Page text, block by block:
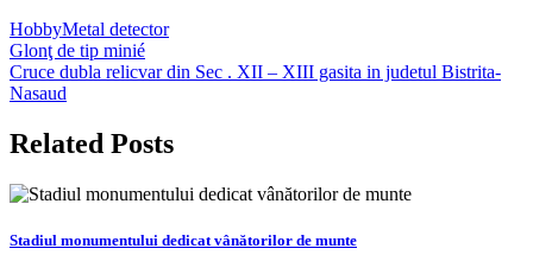
HobbyMetal detector
Navigare
în
Glonţ de tip minié
Cruce dubla relicvar din Sec . XII – XIII gasita in judetul Bistrita-
Nasaud
Related Posts
Stadiul monumentului dedicat vânătorilor de munte